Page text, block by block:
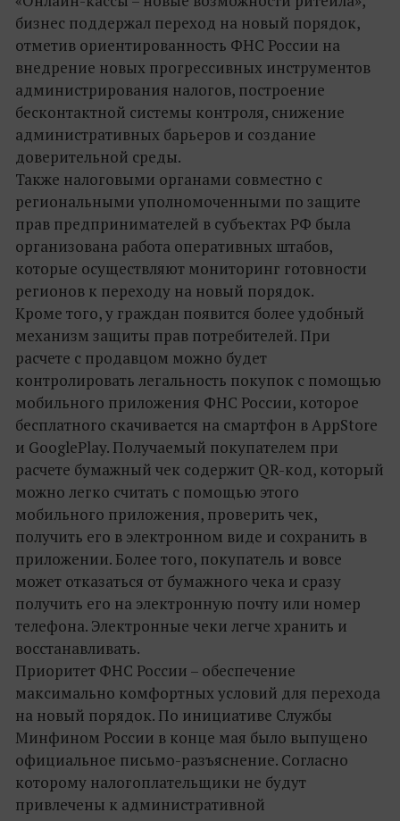
бизнес поддержал переход на новый порядок,
отметив ориентированность ФНС России на
внедрение новых прогрессивных инструментов
администрирования налогов, построение
бесконтактной системы контроля, снижение
административных барьеров и создание
доверительной среды.
Также налоговыми органами совместно с
региональными уполномоченными по защите
прав предпринимателей в субъектах РФ была
организована работа оперативных штабов,
которые осуществляют мониторинг готовности
регионов к переходу на новый порядок.
Кроме того, у граждан появится более удобный
механизм защиты прав потребителей. При
расчете с продавцом можно будет
контролировать легальность покупок с помощью
мобильного приложения ФНС России, которое
бесплатного скачивается на смартфон в AppStore
и GooglePlay. Получаемый покупателем при
расчете бумажный чек содержит QR-код, который
можно легко считать с помощью этого
мобильного приложения, проверить чек,
получить его в электронном виде и сохранить в
приложении. Более того, покупатель и вовсе
может отказаться от бумажного чека и сразу
получить его на электронную почту или номер
телефона. Электронные чеки легче хранить и
восстанавливать.
Приоритет ФНС России – обеспечение
максимально комфортных условий для перехода
на новый порядок. По инициативе Службы
Минфином России в конце мая было выпущено
официальное письмо-разъяснение. Согласно
которому налогоплательщики не будут
привлечены к административной